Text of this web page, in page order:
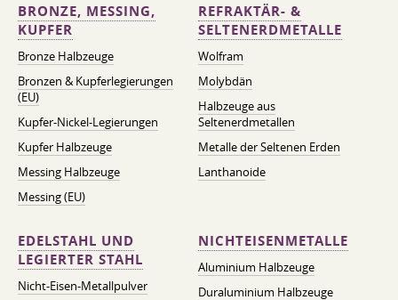
BRONZE, MESSING,
KUPFER
Bronze Halbzeuge
Bronzen & Kupferlegierungen
(EU)
Kupfer-Nickel-Legierungen
Kupfer Halbzeuge
Messing Halbzeuge
Messing (EU)
REFRAKTÄR- &
SELTENERDMETALLE
Wolfram
Molybdän
Halbzeuge aus
Seltenerdmetallen
Metalle der Seltenen Erden
Lanthanoide
EDELSTAHL UND
LEGIERTER STAHL
Nicht-Eisen-Metallpulver
NICHTEISENMETALLE
Aluminium Halbzeuge
Duraluminium Halbzeuge